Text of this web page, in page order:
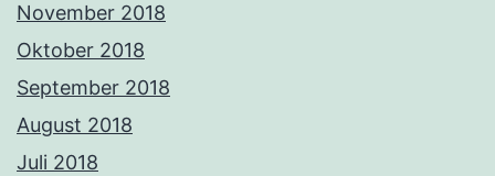
November 2018
Oktober 2018
September 2018
August 2018
Juli 2018